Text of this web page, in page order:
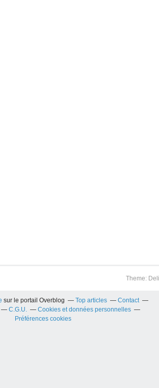
Theme:
sur le portail Overblog Top articles
Contact
C.G.U.
Cookies et données personnelles
Préférences cookies